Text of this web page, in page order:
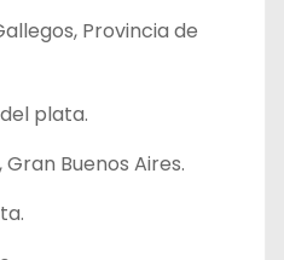
Provincia de
plata.
Buenos Aires.